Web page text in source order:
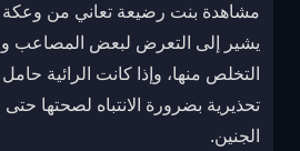
مشاهدة بنت رضيعة تعاني من وعكة
يشير إلى التعرض لبعض المصاعب
التخلص منها، وإذا كانت الرائية
تحذيرية بضرورة الانتباه لصحتها
الجنين.